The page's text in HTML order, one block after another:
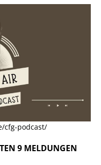
cfg-podcast/
9 MELDUNGEN